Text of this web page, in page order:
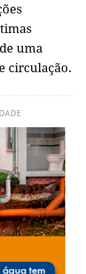
uma
circulação.